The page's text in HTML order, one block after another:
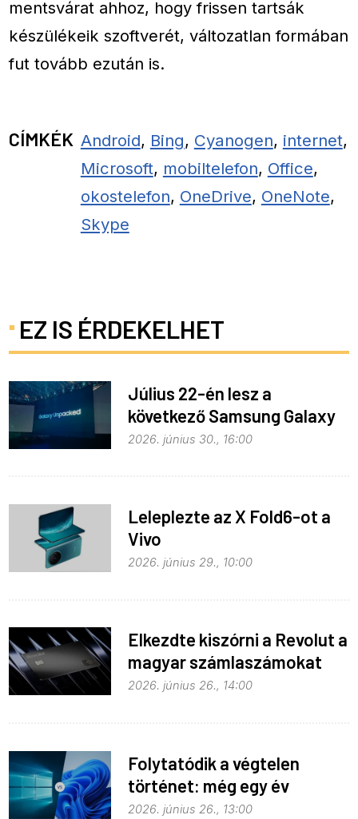
mentsvárat ahhoz, hogy frissen tartsák
készülékeik szoftverét, változatlan formában
fut tovább ezután is.
CÍMKÉK Android, Bing, Cyanogen, internet,
Microsoft, mobiltelefon, Office,
okostelefon, OneDrive, OneNote,
Skype
EZ IS ÉRDEKELHET
Július 22-én lesz a
következő Samsung Galaxy
Unpacked – ez várható
2026. június 30., 16:00
Leleplezte az X Fold6-ot a
Vivo
2026. június 29., 10:00
Elkezdte kiszórni a Revolut a
magyar számlaszámokat
2026. június 26., 14:00
Folytatódik a végtelen
történet: még egy év
haladék a Windows 10-nek
2026. június 26., 13:00